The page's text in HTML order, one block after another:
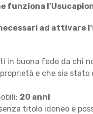
funziona
ad attivare
in buona fede da chi
e che sia
20 anni
titolo idoneo e